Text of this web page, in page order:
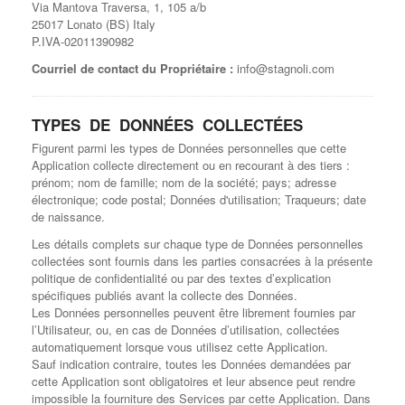
Via Mantova Traversa, 1, 105 a/b
25017 Lonato (BS) Italy
P.IVA-02011390982
Courriel de contact du Propriétaire : info@stagnoli.com
TYPES DE DONNÉES COLLECTÉES
Figurent parmi les types de Données personnelles que cette
Application collecte directement ou en recourant à des tiers :
prénom; nom de famille; nom de la société; pays; adresse
électronique; code postal; Données d'utilisation; Traqueurs; date
de naissance.
Les détails complets sur chaque type de Données personnelles
collectées sont fournis dans les parties consacrées à la présente
politique de confidentialité ou par des textes d’explication
spécifiques publiés avant la collecte des Données.
Les Données personnelles peuvent être librement fournies par
l’Utilisateur, ou, en cas de Données d’utilisation, collectées
automatiquement lorsque vous utilisez cette Application.
Sauf indication contraire, toutes les Données demandées par
cette Application sont obligatoires et leur absence peut rendre
impossible la fourniture des Services par cette Application. Dans